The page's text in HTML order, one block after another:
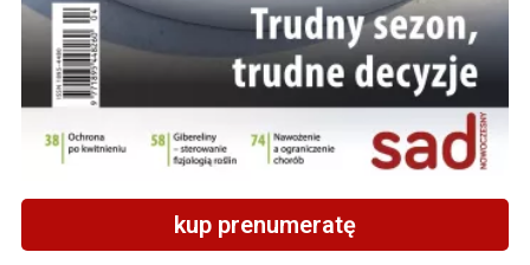
kup prenumeratę